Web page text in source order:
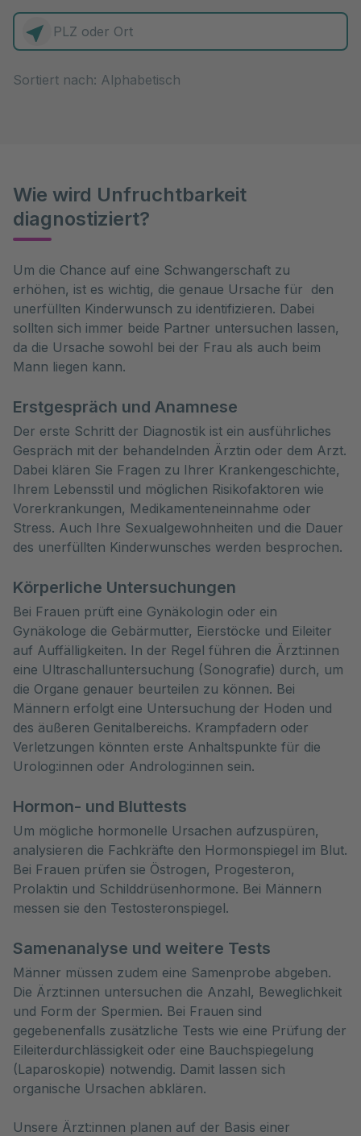
Wie wird Unfruchtbarkeit
diagnostiziert?
Um die Chance auf eine Schwangerschaft zu
erhöhen, ist es wichtig, die genaue Ursache für  den
unerfüllten Kinderwunsch zu identifizieren. Dabei
sollten sich immer beide Partner untersuchen lassen,
da die Ursache sowohl bei der Frau als auch beim
Mann liegen kann.
Erstgespräch und Anamnese
Der erste Schritt der Diagnostik ist ein ausführliches
Gespräch mit der behandelnden Ärztin oder dem Arzt.
Dabei klären Sie Fragen zu Ihrer Krankengeschichte,
Ihrem Lebensstil und möglichen Risikofaktoren wie
Vorerkrankungen, Medikamenteneinnahme oder
Stress. Auch Ihre Sexualgewohnheiten und die Dauer
des unerfüllten Kinderwunsches werden besprochen.
Körperliche Untersuchungen
Bei Frauen prüft eine Gynäkologin oder ein
Gynäkologe die Gebärmutter, Eierstöcke und Eileiter
auf Auffälligkeiten. In der Regel führen die Ärzt:innen
eine Ultraschalluntersuchung (Sonografie) durch, um
die Organe genauer beurteilen zu können. Bei
Männern erfolgt eine Untersuchung der Hoden und
des äußeren Genitalbereichs. Krampfadern oder
Verletzungen könnten erste Anhaltspunkte für die
Urolog:innen oder Androlog:innen sein.
Hormon- und Bluttests
Um mögliche hormonelle Ursachen aufzuspüren,
analysieren die Fachkräfte den Hormonspiegel im Blut.
Bei Frauen prüfen sie Östrogen, Progesteron,
Prolaktin und Schilddrüsenhormone. Bei Männern
messen sie den Testosteronspiegel.
Samenanalyse und weitere Tests
Männer müssen zudem eine Samenprobe abgeben.
Die Ärzt:innen untersuchen die Anzahl, Beweglichkeit
und Form der Spermien. Bei Frauen sind
gegebenenfalls zusätzliche Tests wie eine Prüfung der
Eileiterdurchlässigkeit oder eine Bauchspiegelung
(Laparoskopie) notwendig. Damit lassen sich
organische Ursachen abklären.
Unsere Ärzt:innen planen auf der Basis einer